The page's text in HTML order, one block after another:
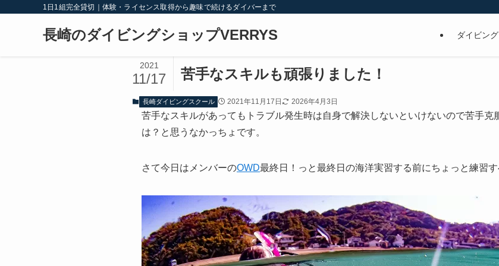
1日1組完全貸切｜体験・ライセンス取得から趣味で続けるダイバーまで
長崎のダイビングショップVERRYS ダイビン
苦手なスキルも頑張りました！
2021
11/17
長崎ダイビングスクール 2021年11月17日 2026年4月3日
苦手なスキルがあってもトラブル発生時は自身で解決しないといけないので苦手
は？と思うなかっちょです。
さて今日はメンバーのOWD最終日！っと最終日の海洋実習する前にちょっと練習す